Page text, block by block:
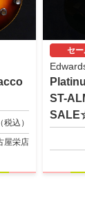
税込）
屋栄店
セ
ST-